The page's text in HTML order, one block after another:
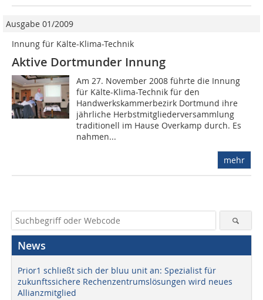
Ausgabe 01/2009
Innung für Kälte-Klima-Technik
Aktive Dortmunder Innung
Am 27. November 2008 führte die Innung
für Kälte-Klima-Technik für den
Handwerkskammerbezirk Dortmund ihre
jährliche Herbstmitgliederversammlung
traditionell im Hause Overkamp durch. Es
nahmen...
mehr
News
Prior1 schließt sich der bluu unit an: Spezialist für
zukunftssichere Rechenzentrumslösungen wird neues
Allianzmitglied